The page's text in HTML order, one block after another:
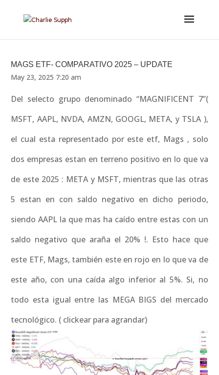
MAGS ETF- COMPARATIVO 2025 – UPDATE
May 23, 2025 7:20 am
Del selecto grupo denominado “MAGNIFICENT 7”(
MSFT, AAPL, NVDA, AMZN, GOOGL, META, y TSLA ),
el cual esta representado por este etf, Mags , solo
dos empresas estan en terreno positivo en lo que va
de este 2025 : META y MSFT, mientras que las otras
5 estan en con saldo negativo en dicho periodo,
siendo AAPL la que mas ha caído entre estas con un
saldo negativo que araña el 20% !. Esto hace que
este ETF, Mags, también este en rojo en lo que va de
este año, con una caída algo inferior al 5%. Si, no
todo esta igual entre las MEGA BIGS del mercado
tecnológico. ( clickear para agrandar)